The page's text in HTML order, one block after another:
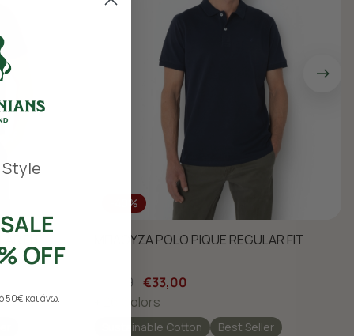
-40%
ΜΠΛΟΥΖΑ POLO PIQUE REGULAR FIT
€55,00 €33,00
+ 26 Colors
Sustainable Cotton Best Seller
Style
OFF
50€ και άνω.